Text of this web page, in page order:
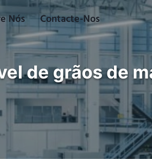
Nós Contacte-Nos
de grãos de